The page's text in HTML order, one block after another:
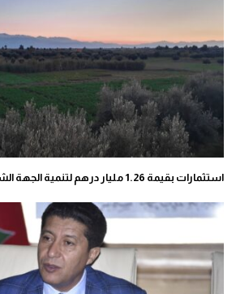
استثمارات بقيمة 1.26 مليار درهم لتنمية الجهة الشمالية